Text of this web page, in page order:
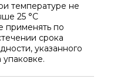
температуре не
25 °C
применять по
срока
указанного
упаковке.